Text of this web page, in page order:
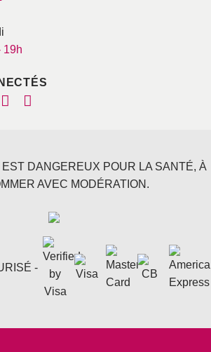
19h
DANGEREUX POUR LA SANTÉ, À
AVEC MODÉRATION.
-